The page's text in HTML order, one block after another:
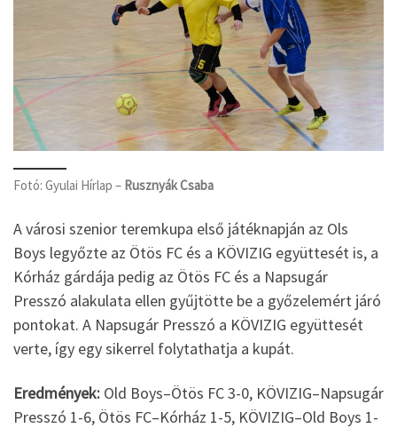
Fotó: Gyulai Hírlap – Rusznyák Csaba
A városi szenior teremkupa első játéknapján az Ols
Boys legyőzte az Ötös FC és a KÖVIZIG együttesét is, a
Kórház gárdája pedig az Ötös FC és a Napsugár
Presszó alakulata ellen gyűjtötte be a győzelemért járó
pontokat. A Napsugár Presszó a KÖVIZIG együttesét
verte, így egy sikerrel folytathatja a kupát.
Eredmények: Old Boys–Ötös FC 3-0, KÖVIZIG–Napsugár
Presszó 1-6, Ötös FC–Kórház 1-5, KÖVIZIG–Old Boys 1-